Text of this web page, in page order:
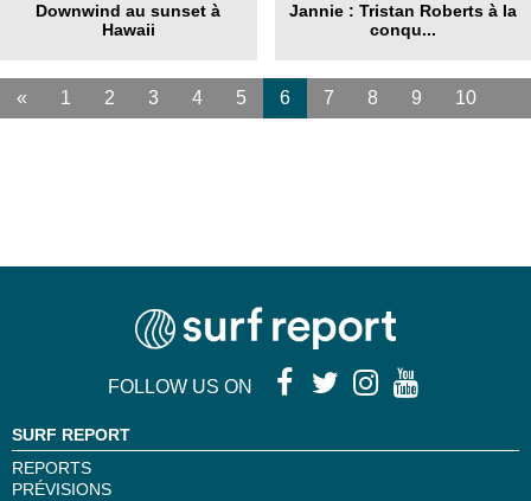
Downwind au sunset à
Hawaii
Jannie : Tristan Roberts à la
conqu...
« 1 2 3 4 5 6 7 8 9
10
FOLLOW US ON
SURF REPORT
REPORTS
PRÉVISIONS